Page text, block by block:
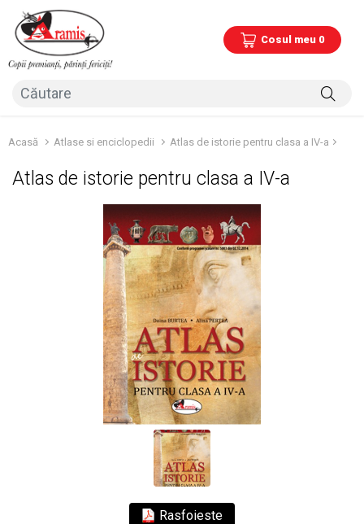
Cosul meu 0
Acasă Atlase si enciclopedii Atlas de istorie pentru clasa a IV-a
Atlas de istorie pentru clasa a IV-a
Rasfoieste